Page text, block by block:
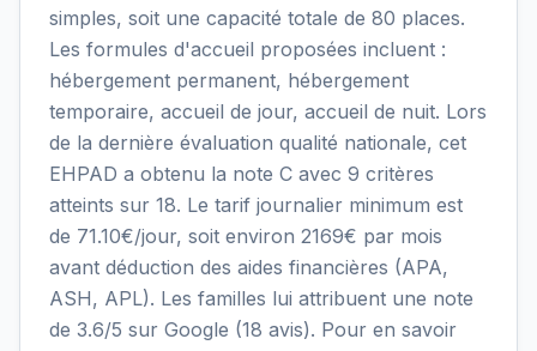
simples, soit une capacité totale de 80 places.
Les formules d'accueil proposées incluent :
hébergement permanent, hébergement
temporaire, accueil de jour, accueil de nuit. Lors
de la dernière évaluation qualité nationale, cet
EHPAD a obtenu la note C avec 9 critères
atteints sur 18. Le tarif journalier minimum est
de 71.10€/jour, soit environ 2169€ par mois
avant déduction des aides financières (APA,
ASH, APL). Les familles lui attribuent une note
de 3.6/5 sur Google (18 avis). Pour en savoir